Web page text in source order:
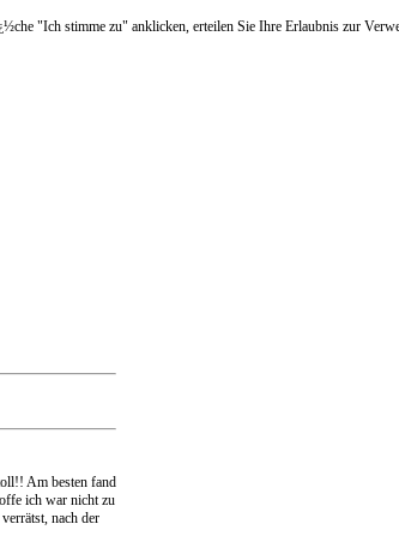
"Ich stimme zu" anklicken, erteilen Sie Ihre Erlaubnis zur
Am besten fand
ich war nicht zu
nach der